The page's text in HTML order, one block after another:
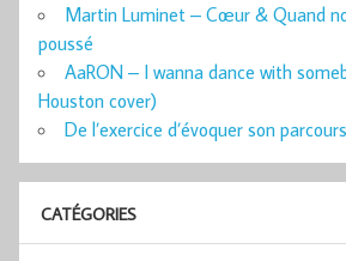
Martin Luminet – Cœur & Quand
poussé
AaRON – I wanna dance with
Houston cover)
De l’exercice d’évoquer son
CATÉGORIES